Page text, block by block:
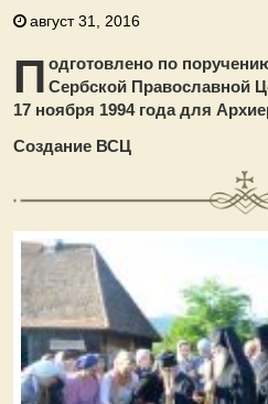
август 31, 2016
П одготовлено по
Сербской Православной
17 ноября 1994 года для
Создание ВСЦ